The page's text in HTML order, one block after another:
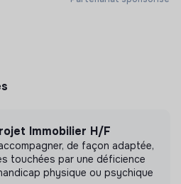
mesure d’impact en
Immobilier H/F
de façon adaptée,
touchées par une déficience
physique ou psychique